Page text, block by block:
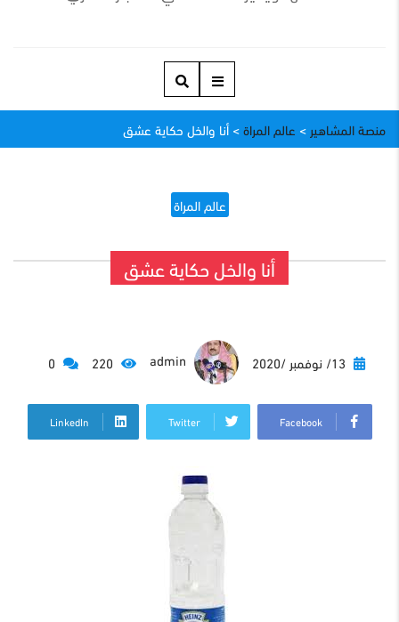
منصة المشاهير > عالم المراة>أنا والخل حكاية عشق
عالم المراة
أنا والخل حكاية عشق
Facebook
Twitter
LinkedIn